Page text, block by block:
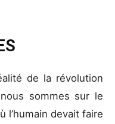
de la révolution
sommes sur le
l’humain devait faire